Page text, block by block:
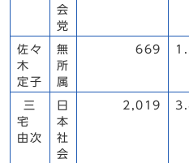
会
党
佐々
木
定子
無
所
属
669
三
宅
由次
日
本
社
会
2,019